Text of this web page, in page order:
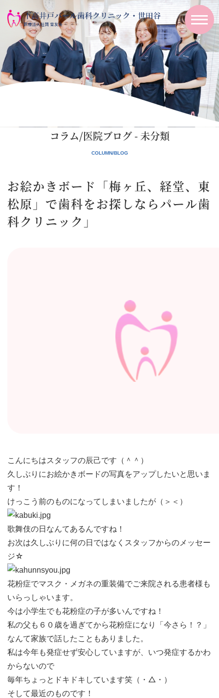
コラム/医院ブログ - 未分類
お絵かきボード「梅ヶ丘、経堂、東
松原」で歯科をお探しならパール歯
科クリニック」
こんにちはスタッフの辰己です（＾＾）
久しぶりにお絵かきボードの写真をアップしたいと思いま
す！
けっこう前のものになってしまいましたが（＞＜）
歌舞伎の日なんてあるんですね！
お次は久しぶりに何の日ではなくスタッフからのメッセー
ジ☆
花粉症でマスク・メガネの重装備でご来院される患者様も
いらっしゃいます。
今は小学生でも花粉症の子が多いんですね！
私の父も６０歳を過ぎてから花粉症になり「今さら！？」
なんて家族で話したこともありました。
私は今年も発症せず安心していますが、いつ発症するかわ
からないので
毎年ちょっとドキドキしています笑（・△・）
そして最近のものです！